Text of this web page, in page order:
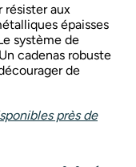
résister aux
épaisses
système de
cadenas robuste
de
près de